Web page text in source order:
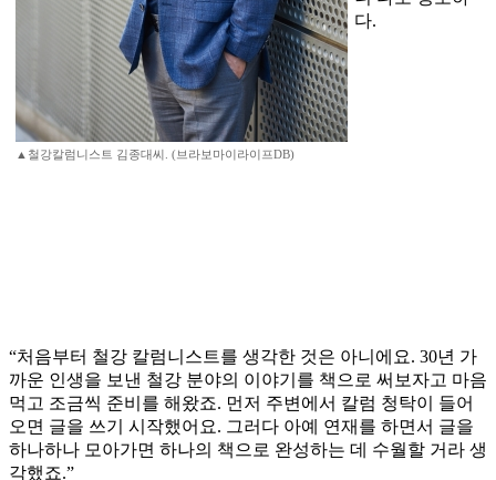
▲철강칼럼니스트 김종대씨. (브라보마이라이프DB)
다.
“처음부터 철강 칼럼니스트를 생각한 것은 아니에요. 30년 가
까운 인생을 보낸 철강 분야의 이야기를 책으로 써보자고 마음
먹고 조금씩 준비를 해왔죠. 먼저 주변에서 칼럼 청탁이 들어
오면 글을 쓰기 시작했어요. 그러다 아예 연재를 하면서 글을
하나하나 모아가면 하나의 책으로 완성하는 데 수월할 거라 생
각했죠.”